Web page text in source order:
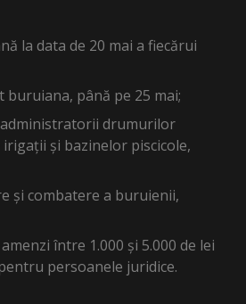
la data de 20 mai a fiecărui
până pe 25 mai;
drumurilor
și bazinelor piscicole,
și combatere a buruienii,
între 1.000 și 5.000 de lei
persoanele juridice.